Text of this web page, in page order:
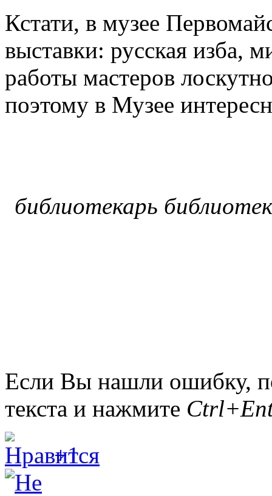
Кстати, в музее
выставки: русская изба,
работы мастеров
поэтому в Музее
библиотекарь
Если Вы нашли ошибку,
текста и нажмите
+1